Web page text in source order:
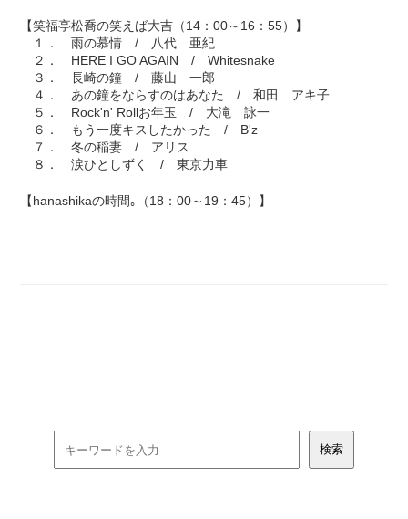
【笑福亭松喬の笑えば大吉（14：00～16：55）】
１． 雨の慕情 / 八代 亜紀
２． HERE I GO AGAIN / Whitesnake
３． 長崎の鐘 / 藤山 一郎
４． あの鐘をならすのはあなた / 和田 アキ子
５． Rock'n' Rollお年玉 / 大滝 詠一
６． もう一度キスしたかった / B'z
７． 冬の稲妻 / アリス
８． 涙ひとしずく / 東京力車
【hanashikaの時間｡（18：00～19：45）】